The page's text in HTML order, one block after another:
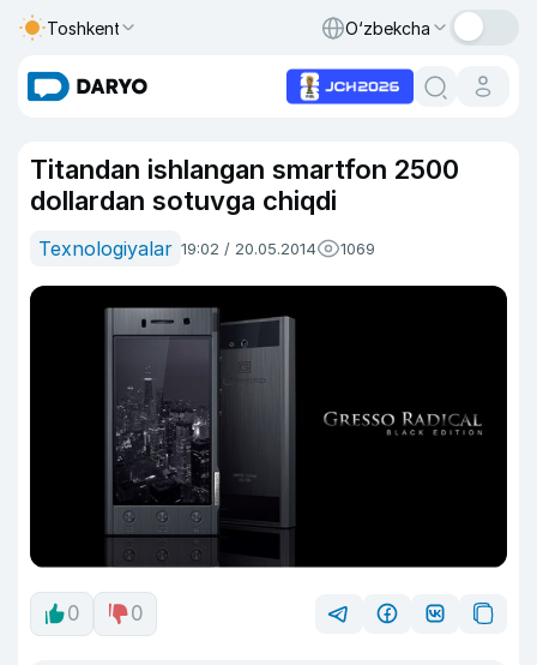
Toshkent O‘zbekcha
Titandan ishlangan smartfon 2500
dollardan sotuvga chiqdi
Texnologiyalar 19:02 / 20.05.2014 1069
0 0